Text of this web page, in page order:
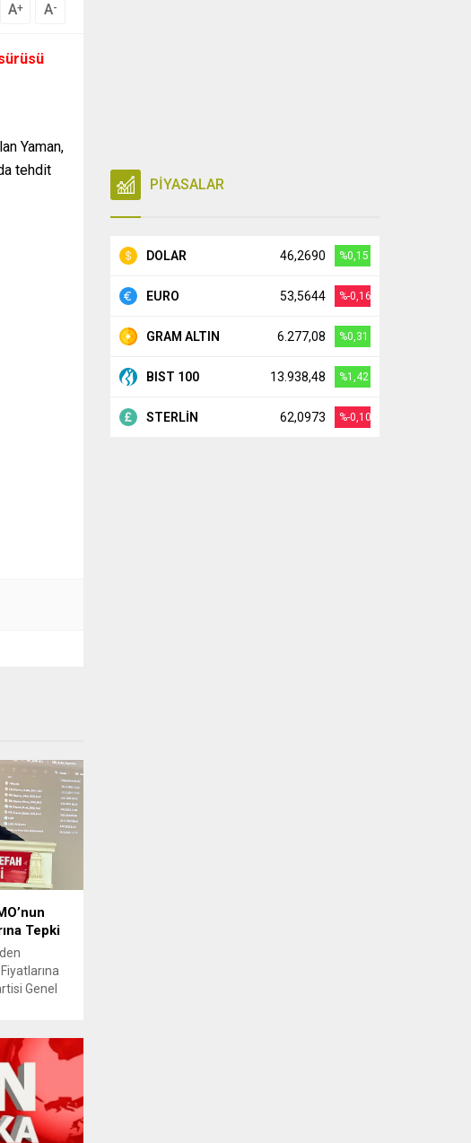
A+ A-
Yaman,
tehdit
Tepki
Genel
hububat
bir
artan
uzak
PİYASALAR
DOLAR 46,2690 %0,15
EURO 53,5644 %-0,16
GRAM ALTIN 6.277,08 %0,31
BIST 100 13.938,48 %1,42
STERLİN 62,0973 %-0,10